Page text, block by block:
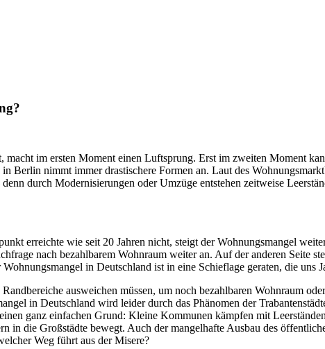
im ersten Moment einen Luftsprung. Erst im zweiten Moment
Berlin nimmt immer drastischere Formen an. Laut des
durch Modernisierungen oder Umzüge entstehen zeitweise
erreichte wie seit 20 Jahren nicht, steigt der Wohnungsmangel
nach bezahlbarem Wohnraum weiter an. Auf der anderen Seite
in Deutschland ist in eine Schieflage geraten, die uns
ausweichen müssen, um noch bezahlbaren Wohnraum
in Deutschland wird leider durch das Phänomen der
ganz einfachen Grund: Kleine Kommunen kämpfen mit
in die Großstädte bewegt. Auch der mangelhafte Ausbau des
Weg führt aus der Misere?